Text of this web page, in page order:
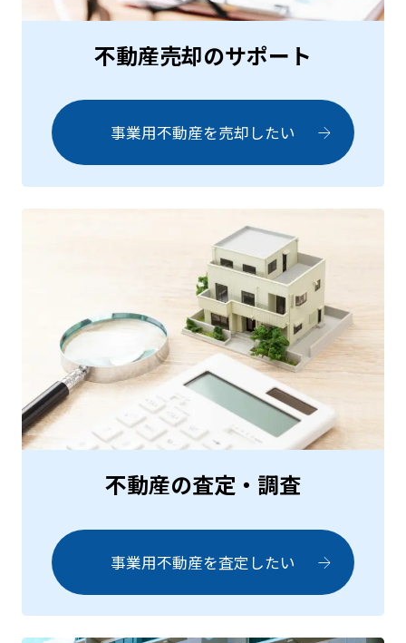
不動産売却のサポート
事業用不動産を売却したい
不動産の査定・調査
事業用不動産を査定したい